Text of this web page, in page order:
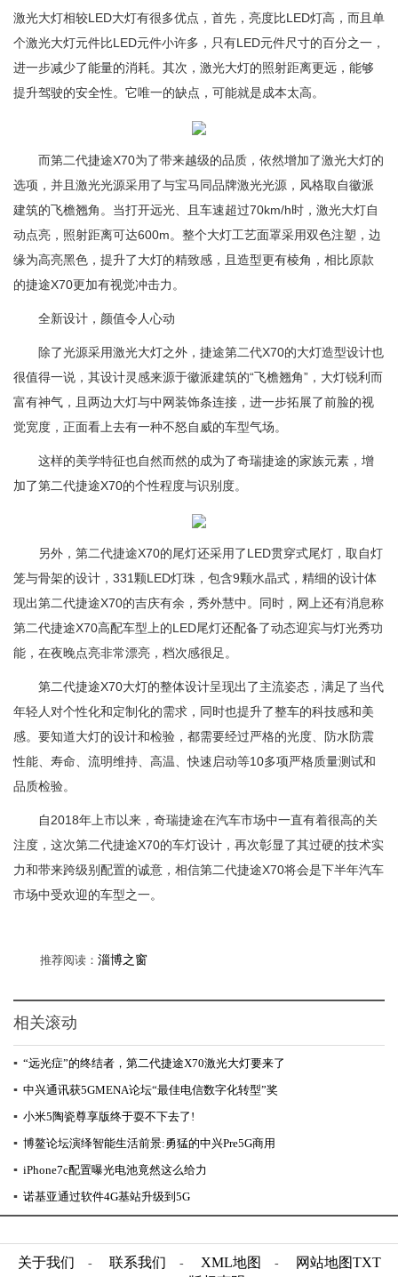
激光大灯相较LED大灯有很多优点，首先，亮度比LED灯高，而且单
个激光大灯元件比LED元件小许多，只有LED元件尺寸的百分之一，
进一步减少了能量的消耗。其次，激光大灯的照射距离更远，能够
提升驾驶的安全性。它唯一的缺点，可能就是成本太高。
而第二代捷途X70为了带来越级的品质，依然增加了激光大灯的
选项，并且激光光源采用了与宝马同品牌激光光源，风格取自徽派
建筑的飞檐翘角。当打开远光、且车速超过70km/h时，激光大灯自
动点亮，照射距离可达600m。整个大灯工艺面罩采用双色注塑，边
缘为高亮黑色，提升了大灯的精致感，且造型更有棱角，相比原款
的捷途X70更加有视觉冲击力。
全新设计，颜值令人心动
除了光源采用激光大灯之外，捷途第二代X70的大灯造型设计也
很值得一说，其设计灵感来源于徽派建筑的“飞檐翘角”，大灯锐利而
富有神气，且两边大灯与中网装饰条连接，进一步拓展了前脸的视
觉宽度，正面看上去有一种不怒自威的车型气场。
这样的美学特征也自然而然的成为了奇瑞捷途的家族元素，增
加了第二代捷途X70的个性程度与识别度。
另外，第二代捷途X70的尾灯还采用了LED贯穿式尾灯，取自灯
笼与骨架的设计，331颗LED灯珠，包含9颗水晶式，精细的设计体
现出第二代捷途X70的吉庆有余，秀外慧中。同时，网上还有消息称
第二代捷途X70高配车型上的LED尾灯还配备了动态迎宾与灯光秀功
能，在夜晚点亮非常漂亮，档次感很足。
第二代捷途X70大灯的整体设计呈现出了主流姿态，满足了当代
年轻人对个性化和定制化的需求，同时也提升了整车的科技感和美
感。要知道大灯的设计和检验，都需要经过严格的光度、防水防震
性能、寿命、流明维持、高温、快速启动等10多项严格质量测试和
品质检验。
自2018年上市以来，奇瑞捷途在汽车市场中一直有着很高的关
注度，这次第二代捷途X70的车灯设计，再次彰显了其过硬的技术实
力和带来跨级别配置的诚意，相信第二代捷途X70将会是下半年汽车
市场中受欢迎的车型之一。
推荐阅读： 淄博之窗
相关滚动
▪ “远光症”的终结者，第二代捷途X70激光大灯要来了
▪ 中兴通讯获5GMENA论坛“最佳电信数字化转型”奖
▪ 小米5陶瓷尊享版终于耍不下去了!
▪ 博鳌论坛演绎智能生活前景:勇猛的中兴Pre5G商用
▪ iPhone7c配置曝光电池竟然这么给力
▪ 诺基亚通过软件4G基站升级到5G
关于我们 - 联系我们 - XML地图 - 网站地图TXT